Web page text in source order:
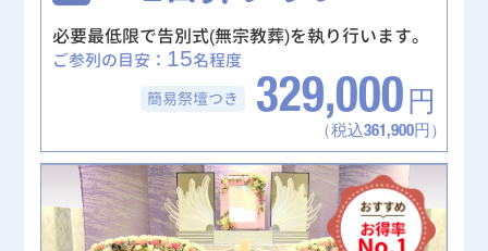
必要最低限で告別式(無宗教葬)を執り行います。
ご参列の目安： 15名程度
簡易祭壇つき 329,000 円
（税込361,900円）